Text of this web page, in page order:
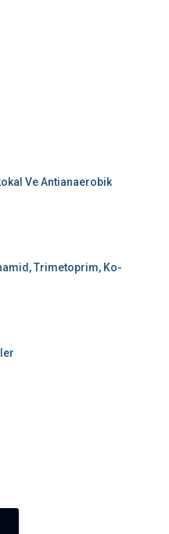
Ve Antianaerobik
Trimetoprim, Ko-